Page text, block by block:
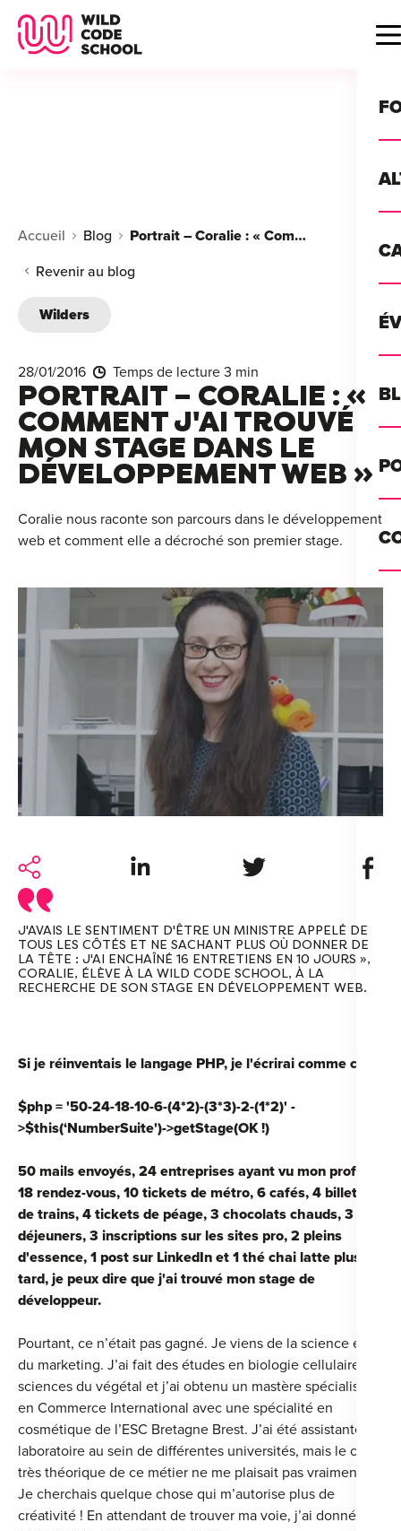
?
Se
Accueil Blog
Portrait – Coralie : « Comment j'ai trouvé mon stage dans le développement web »
Revenir au blog
Wilders
28/01/2016 Temps de lecture 3 min
PORTRAIT – CORALIE : «
COMMENT J'AI TROUVÉ
MON STAGE DANS LE
DÉVELOPPEMENT WEB »
Coralie nous raconte son parcours dans le développement
web et comment elle a décroché son premier stage.
Share on LinkedIn Share on Twitter
J'AVAIS LE SENTIMENT D'ÊTRE UN MINISTRE APPELÉ DE
TOUS LES CÔTÉS ET NE SACHANT PLUS OÙ DONNER DE
LA TÊTE : J'AI ENCHAÎNÉ 16 ENTRETIENS EN 10 JOURS »,
CORALIE, ÉLÈVE À LA WILD CODE SCHOOL, À LA
RECHERCHE DE SON STAGE EN DÉVELOPPEMENT WEB.
Si je réinventais le langage PHP, je l'écrirai comme ceci :
$php = '50-24-18-10-6-(4*2)-(3*3)-2-(1*2)' -
>$this(‘NumberSuite')->getStage(OK !)
50 mails envoyés, 24 entreprises ayant vu mon profil,
18 rendez-vous, 10 tickets de métro, 6 cafés, 4 billets
de trains, 4 tickets de péage, 3 chocolats chauds, 3
déjeuners, 3 inscriptions sur les sites pro, 2 pleins
d'essence, 1 post sur LinkedIn et 1 thé chai latte plus
tard, je peux dire que j'ai trouvé mon stage de
développeur.
Pourtant, ce n’était pas gagné. Je viens de la science et
du marketing. J’ai fait des études en biologie cellulaire et
sciences du végétal et j’ai obtenu un mastère spécialisé
en Commerce International avec une spécialité en
cosmétique de l’ESC Bretagne Brest. J’ai été assistante de
laboratoire au sein de différentes universités, mais le côté
très théorique de ce métier ne me plaisait pas vraiment.
Je cherchais quelque chose qui m’autorise plus de
créativité ! En attendant de trouver ma voie, j’ai donné des